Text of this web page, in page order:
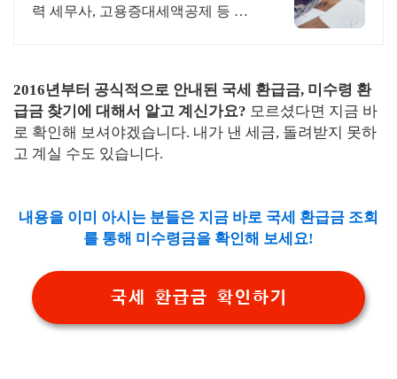
력 세무사, 고용증대세액공제 등 경
2016년부터 공식적으로 안내된 국세 환급금, 미수령 환
급금 찾기에 대해서 알고 계신가요? 모르셨다면 지금 바
로 확인해 보셔야겠습니다. 내가 낸 세금, 돌려받지 못하
고 계실 수도 있습니다.
내용을 이미 아시는 분들은 지금 바로 국세 환급금 조회
를 통해 미수령금을 확인해 보세요!
국세 환급금 확인하기